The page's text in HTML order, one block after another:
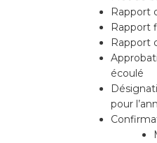
Rapport
Rapport
Rapport
écoulé
pour